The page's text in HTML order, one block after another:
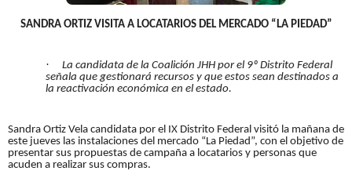
SANDRA ORTIZ VISITA A LOCATARIOS DEL MERCADO “LA PIEDAD”
·
La candidata de la Coalición JHH por el 9º Distrito Federal
señala que gestionará recursos y que estos sean destinados a
la reactivación económica en el estado.
Sandra Ortiz Vela candidata por el IX Distrito Federal visitó la mañana de
este jueves las instalaciones del mercado “La Piedad”, con el objetivo de
presentar sus propuestas de campaña a locatarios y personas que
acuden a realizar sus compras.